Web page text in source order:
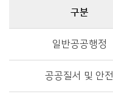
구분
일반공공행정
공공질서 및 안전